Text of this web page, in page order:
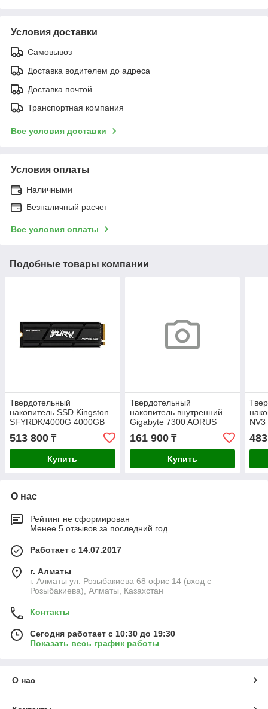
Условия доставки
Самовывоз
Доставка водителем до адреса
Доставка почтой
Транспортная компания
Все условия доставки
Условия оплаты
Наличными
Безналичный расчет
Все условия оплаты
Подобные товары компании
Твердотельный
накопитель SSD Kingston
SFYRDK/4000G 4000GB
513 800 ₸
Купить
Твердотельный
накопитель внутренний
Gigabyte 7300 AORUS
2280 PCI-E 4.0x4 w/o heat
161 900₸
Купить
О нас
Рейтинг не сформирован
Менее 5 отзывов за последний год
Работает с 14.07.2017
г. Алматы
г. Алматы ул. Розыбакиева 68 офис 14 (вход с
Розыбакиева), Алматы, Казахстан
Контакты
Сегодня работает с 10:30 до 19:30
Показать весь график работы
О нас